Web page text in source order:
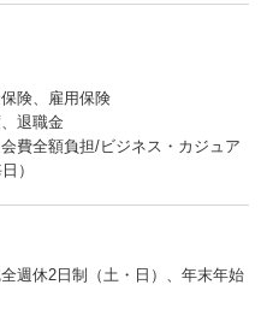
険、雇用保険
退職金
費全額負担/ビジネス・カジュア
）
週休2日制（土・日）、年末年始